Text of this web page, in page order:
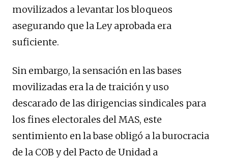
movilizados a levantar los bloqueos
asegurando que la Ley aprobada era
suficiente.
Sin embargo, la sensación en las bases
movilizadas era la de traición y uso
descarado de las dirigencias sindicales para
los fines electorales del MAS, este
sentimiento en la base obligó a la burocracia
de la COB y del Pacto de Unidad a